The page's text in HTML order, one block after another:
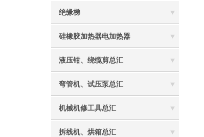
绝缘梯
硅橡胶加热器电加热器
液压钳、绕缆剪总汇
弯管机、试压泵总汇
机械机修工具总汇
拆线机、烘箱总汇